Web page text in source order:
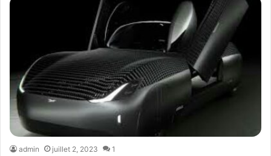
admin juillet 2, 2023 1